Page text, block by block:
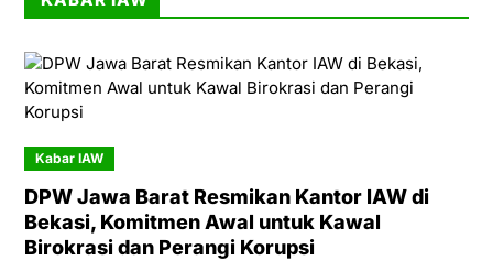
Kabar IAW
DPW Jawa Barat Resmikan Kantor IAW di
Bekasi, Komitmen Awal untuk Kawal
Birokrasi dan Perangi Korupsi